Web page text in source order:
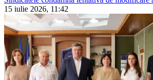
15 iulie 2026, 11:42